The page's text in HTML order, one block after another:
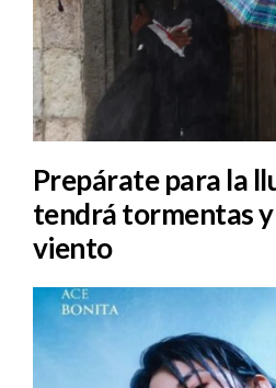
Prepárate para la
tendrá tormentas y
viento